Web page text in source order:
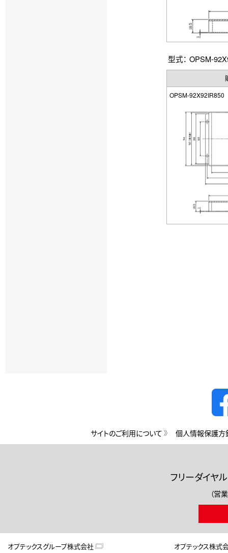
型式： OPSM-
OPSM-92X92IR850
サイトのご利用について 個人情報保護方
フリーダイヤル
（営
オプテックスグループ株式会社
オプテックス株式